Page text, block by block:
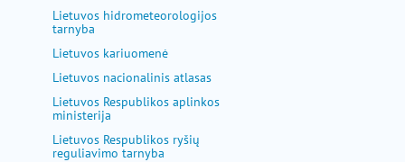
Lietuvos hidrometeorologijos
tarnyba
Lietuvos kariuomenė
Lietuvos nacionalinis atlasas
Lietuvos Respublikos aplinkos
ministerija
Lietuvos Respublikos ryšių
reguliavimo tarnyba